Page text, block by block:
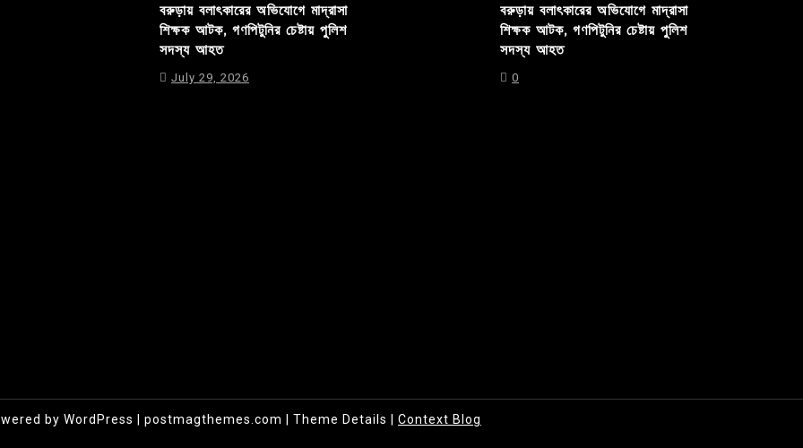
বরুড়ায় বলাৎকারের অভিযোগে মাদ্রাসা
শিক্ষক আটক, গণপিটুনির চেষ্টায় পুলিশ
সদস্য আহত
July 29, 2026
বরুড়ায় বলাৎকারের অভিযোগে মাদ্রাসা
শিক্ষক আটক, গণপিটুনির চেষ্টায় পুলিশ
সদস্য আহত
0
by WordPress postmagthemes.com Theme Details Context Blog